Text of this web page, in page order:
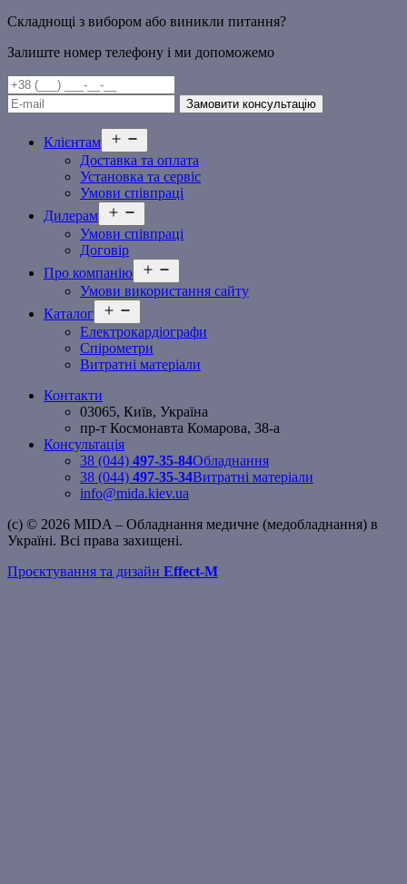
Складнощі з вибором або виникли питання?
Залиште номер телефону і ми допоможемо
Клієнтам
меню
Доставка та оплата
Установка та сервіс
Умови співпраці
Дилерам
меню
Умови співпраці
Договір
Про компанію
меню
Умови використання сайту
Каталог
меню
Електрокардіографи
Спірометри
Витратні матеріали
Контакти
03065, Київ, Україна
пр-т Космонавта Комарова, 38-а
Консультація
38 (044) 497-35-84Обладнання
38 (044) 497-35-34Витратні матеріали
info@mida.kiev.ua
(c) © 2026 MIDA – Обладнання медичне (медобладнання) в
Україні. Всі права захищені.
Проєктування та дизайн Effect-M